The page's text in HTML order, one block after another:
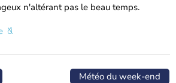
n'altérant pas le beau temps.
Météo du week-end